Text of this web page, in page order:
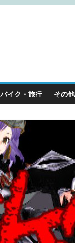
バイク・旅行 その他